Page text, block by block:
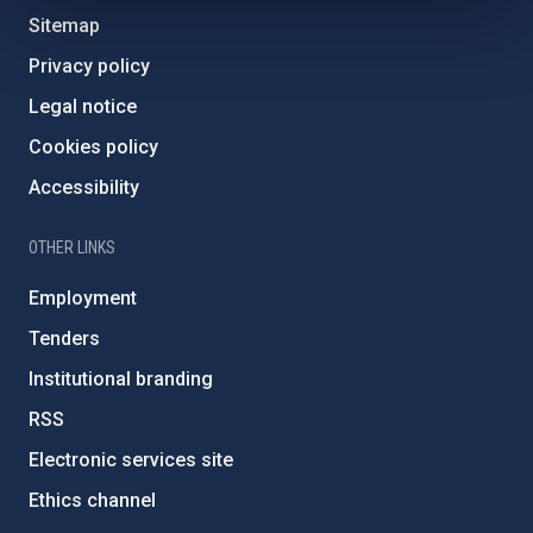
Sitemap
Privacy policy
Legal notice
Cookies policy
Accessibility
OTHER LINKS
Employment
Tenders
Institutional branding
RSS
Electronic services site
Ethics channel